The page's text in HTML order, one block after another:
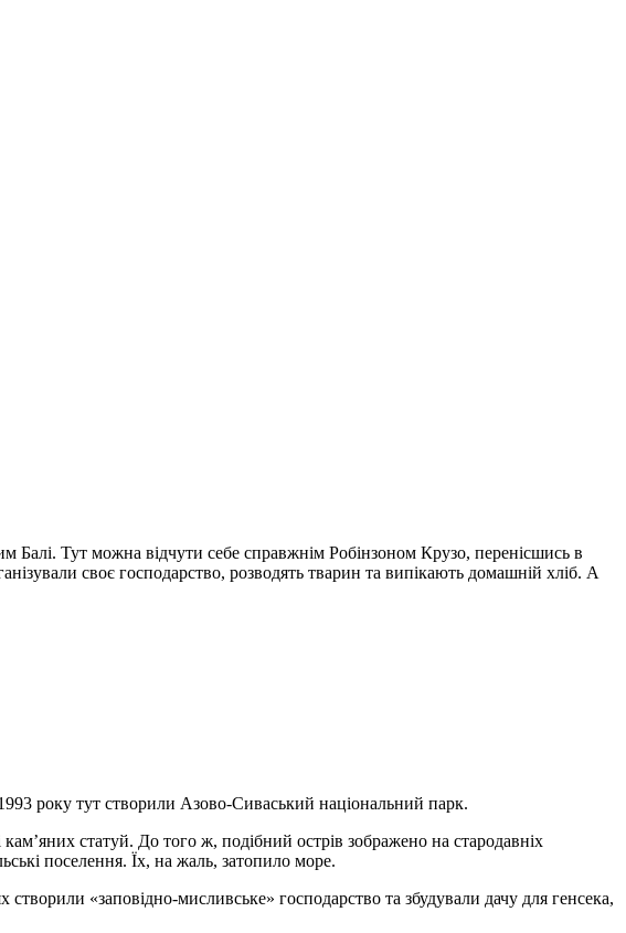
Тут можна відчути себе справжнім Робінзоном Крузо, перенісшись в
своє господарство, розводять тварин та випікають домашній хліб. А
року тут створили Азово-Сиваський національний парк.
статуй. До того ж, подібний острів зображено на стародавніх
поселення. Їх, на жаль, затопило море.
«заповідно-мисливське» господарство та збудували дачу для генсека,